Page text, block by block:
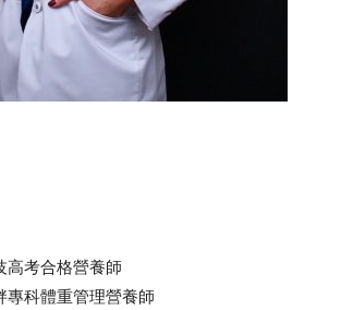
高考合格營養師
專科體重管理營養師